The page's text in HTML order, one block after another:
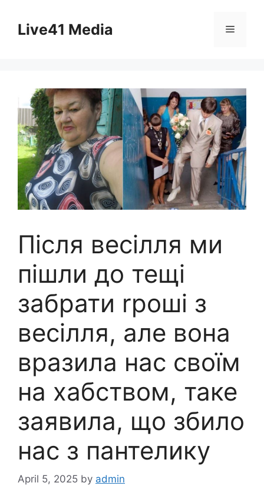
contentLive41 Media Menu
Після весілля ми
пішли до тещі
забрати rроші з
весілля, але вона
вразила нас своїм
на хабством, таке
заявила, що збило
нас з пантелику
April 5, 2025 by admin